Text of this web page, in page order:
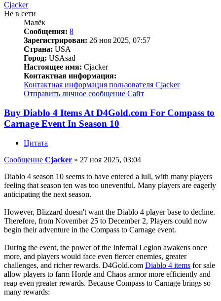
Cjacker
Не в сети
Малёк
Сообщения: 8
Зарегистрирован: 26 ноя 2025, 07:57
Страна: USA
Город: USAsad
Настоящее имя: Cjacker
Контактная информация:
Контактная информация пользователя Cjacker
Отправить личное сообщение Сайт
Buy Diablo 4 Items At D4Gold.com For Compass to
Carnage Event In Season 10
Цитата
Сообщение Cjacker » 27 ноя 2025, 03:04
Diablo 4 season 10 seems to have entered a lull, with many players
feeling that season ten was too uneventful. Many players are eagerly
anticipating the next season.
However, Blizzard doesn't want the Diablo 4 player base to decline.
Therefore, from November 25 to December 2, Players could now
begin their adventure in the Compass to Carnage event.
During the event, the power of the Infernal Legion awakens once
more, and players would face even fiercer enemies, greater
challenges, and richer rewards. D4Gold.com Diablo 4 items for sale
allow players to farm Horde and Chaos armor more efficiently and
reap even greater rewards. Because Compass to Carnage brings so
many rewards: